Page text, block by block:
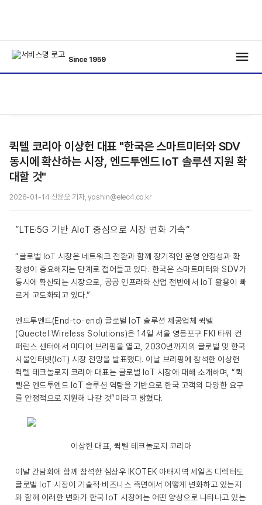
Since 1959
퀵텔 코리아 이상헌 대표 "한국은 스마트미터와 SDV
동시에 확산하는 시장, 엔드투엔드 IoT 솔루션 지원 확
대할 것"
2026-01-14 신윤오 기자, yoshin@elec4.co.kr
”LTE·5G 기반 AIoT 중심으로 시장 변화 가속”
“글로벌 IoT 시장은 네트워크 전환과 함께 장기적인 운영 안정성과 확
장성이 중요해지는 단계로 접어들고 있다. 한국은 스마트미터와 SDV가
동시에 확산되는 시장으로, 공공 인프라와 산업 전반에서 IoT 활용이 빠
르게 고도화되고 있다.”
엔드투엔드(End-to-end) 글로벌 IoT 솔루션 제공업체 퀵텔
(Quectel Wireless Solutions)은 14일 서울 영등포구 FKI 타워 컨
퍼런스 센터에서 미디어 브리핑을 열고, 2030년까지의 글로벌 및 한국
사물인터넷(IoT) 시장 전망을 발표했다. 이날 브리핑에 참석한 이상헌
퀵텔 테크놀로지 코리아 대표는 글로벌 IoT 시장에 대해 소개하며, “퀵
텔은 엔드투엔드 IoT 솔루션 역량을 기반으로 한국 고객의 다양한 요구
를 안정적으로 지원해 나갈 것”이라고 밝혔다.
이상헌 대표, 퀵텔 테크놀로지 코리아
이날 간담회에 함께 참석한 심상우 IKOTEK 아태지역 세일즈 디렉터도
글로벌 IoT 시장이 기술적·비즈니스 측면에서 어떻게 변화하고 있는지
와 함께 이러한 변화가 한국 IoT 시장에는 어떤 양상으로 나타나고 있는